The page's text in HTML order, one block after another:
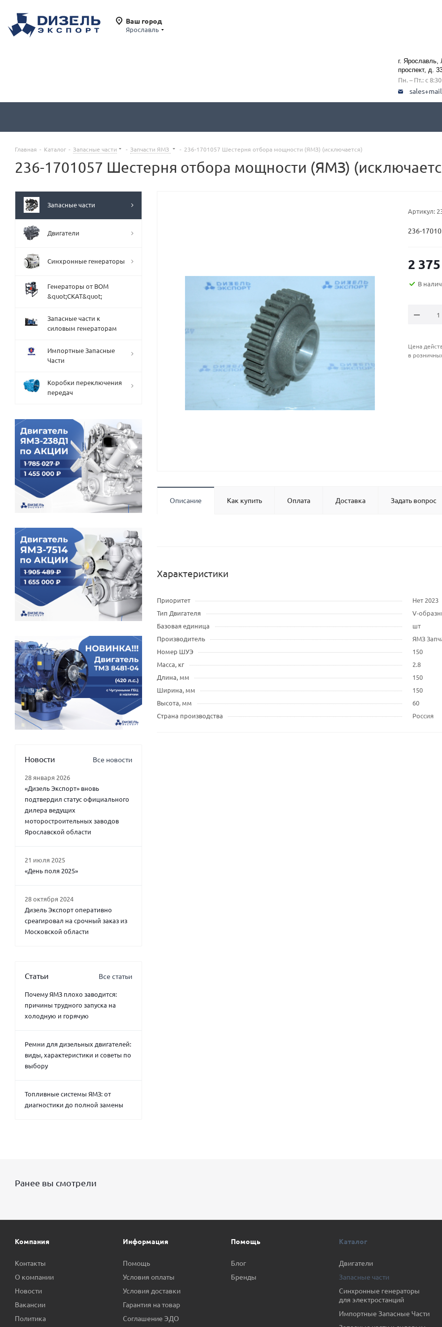
Ваш город
Ярославль
г. Ярославль,
проспект, д.
Пн. – Пт.: с
Главная - Каталог - Запасные части - Запчасти ЯМЗ - 236-1701057 Шестерня отбора мощности (ЯМЗ) (исключается)
236-1701057 Шестерня отбора мощности (ЯМЗ)
Артикул:
236-
2 375
В
Цена
в
Описание Как купить Оплата Доставка Задать вопрос
Характеристики
Приоритет
Нет 2023
Тип Двигателя
V-
Базовая единица
шт
Производитель
ЯМЗ
Номер ШУЭ
150
Масса, кг
2.8
Длина, мм
150
Ширина, мм
150
Высота, мм
60
Страна производства
Россия
Запасные части
Двигатели
Синхронные генераторы
Генераторы от ВОМ
&quot;СКАТ&quot;
Запасные части к
силовым генераторам
Импортные Запасные
Части
Коробки переключения
передач
Новости Все новости
28 января 2026
«Дизель Экспорт» вновь
подтвердил статус официального
дилера ведущих
моторостроительных заводов
Ярославской области
21 июля 2025
«День поля 2025»
28 октября 2024
Дизель Экспорт оперативно
среагировал на срочный заказ из
Московской области
Статьи Все статьи
Почему ЯМЗ плохо заводится:
причины трудного запуска на
холодную и горячую
Ремни для дизельных двигателей:
виды, характеристики и советы по
выбору
Топливные системы ЯМЗ: от
диагностики до полной замены
Ранее вы смотрели
Компания
Контакты
О компании
Новости
Вакансии
Политика
Информация
Помощь
Условия оплаты
Условия доставки
Гарантия на товар
Соглашение ЭДО
Помощь
Блог
Бренды
Каталог
Двигатели
Запасные части
Синхронные генераторы
для электростанций
Импортные Запасные Части